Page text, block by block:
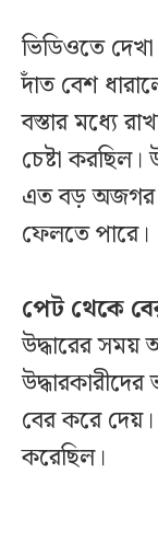
ভিডিওতে
দাঁত বেশ
বস্তার মধ্যে
চেষ্টা
এত বড় অজগর
ফেলতে পারে।
পেট থেকে
উদ্ধারের সময়
বের করে
করেছিল।